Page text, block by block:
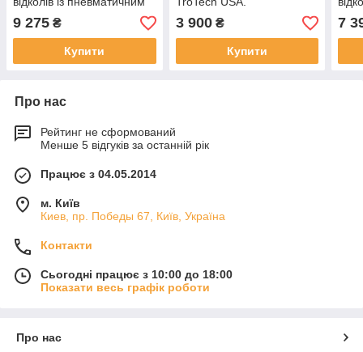
інжектором Glass Master
9 275 ₴
Купити
3 900₴
Купити
7
Про нас
Рейтинг не сформований
Менше 5 відгуків за останній рік
Працює з 04.05.2014
м. Київ
Киев, пр. Победы 67, Київ, Україна
Контакти
Сьогодні працює з 10:00 до 18:00
Показати весь графік роботи
Про нас